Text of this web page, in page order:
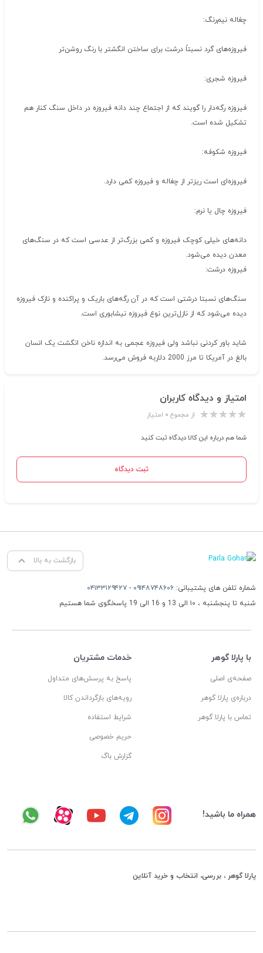
چغاله نیم‌رنگ:
فیروزه‌های گرد نسبتاً درشت برای ساختن انگشتر با رنگ روشن‌تر
فیروزه شجری:
فیروزه رگه‌دار را گویند که از اجتماع چند دانه فیروزه در داخل سنگ کنار هم
تشکیل شده است.
فیروزه شکوفه:
فیروزه‌ای است ریزتر از چغاله و فیروزه کمی دارد.
فیروزه چال یا نرم:
دانه‌های خیلی کوچک فیروزه و کمی بزرگ‌تر از عدسی است که در سنگ‌های
معدن دیده می‌شود.
فیروزه درشت:
سنگ‌های نسبتا درشتی است که در آن رگه‌های باریک و پراکنده و نازک فیروزه
دیده می‌شود که از نازل‌ترین نوع فیروزه نیشابوری است.
شاید باور کردنی نباشد ولی فیروزه عجمی به اندازه ناخن انگشت یک انسان
بالغ در آمریکا تا مرز 2000 دلاربه فروش می‌رسد.
امتیاز و دیدگاه کاربران
از مجموع ۰ امتیاز
شما هم درباره این کالا دیدگاه ثبت کنید
ثبت دیدگاه
بازگشت به بالا
شماره تلفن های پشتیبانی: ۰۹۱۴۸۷۴۸۶۰۶ - ۰۴۱۳۳۱۲۹۴۲۷
شنبه تا پنجشنبه ، ۱۰ الی 13 و 16 الی 19 پاسخگوی شما هستیم
با پارلا گوهر
صفحه‌ی اصلی
درباره‌ی پارلا گوهر
تماس با پارلا گوهر
خدمات مشتریان
پاسخ به پرسش‌های متداول
رویه‌های بازگرداندن کالا
شرایط استفاده
حریم خصوصی
گزارش باگ
همراه ما باشید!
پارلا گوهر ، بررسی، انتخاب و خرید آنلاین